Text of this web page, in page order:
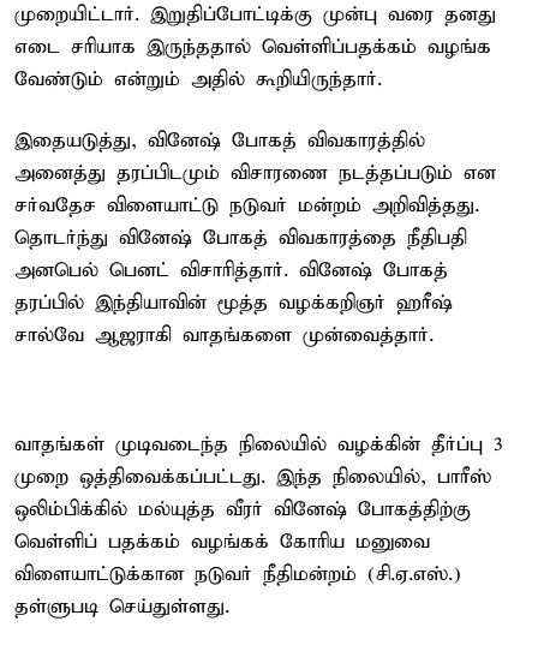
முறையிட்டார். இறுதிப்போட்டிக்கு முன்பு வரை தனது
எடை சரியாக இருந்ததால் வெள்ளிப்பதக்கம் வழங்க
வேண்டும் என்றும் அதில் கூறியிருந்தார்.
இதையடுத்து, வினேஷ் போகத் விவகாரத்தில்
அனைத்து தரப்பிடமும் விசாரணை நடத்தப்படும் என
சர்வதேச விளையாட்டு நடுவர் மன்றம் அறிவித்தது.
தொடர்ந்து வினேஷ் போகத் விவகாரத்தை நீதிபதி
அனபெல் பெனட் விசாரித்தார். வினேஷ் போகத்
தரப்பில் இந்தியாவின் மூத்த வழக்கறிஞர் ஹரீஷ்
சால்வே ஆஜராகி வாதங்களை முன்வைத்தார்.
வாதங்கள் முடிவடைந்த நிலையில் வழக்கின் தீர்ப்பு 3
முறை ஒத்திவைக்கப்பட்டது. இந்த நிலையில், பாரீஸ்
ஒலிம்பிக்கில் மல்யுத்த வீரர் வினேஷ் போகத்திற்கு
வெள்ளிப் பதக்கம் வழங்கக் கோரிய மனுவை
விளையாட்டுக்கான நடுவர் நீதிமன்றம் (சி.ஏ.எஸ்.)
தள்ளுபடி செய்துள்ளது.